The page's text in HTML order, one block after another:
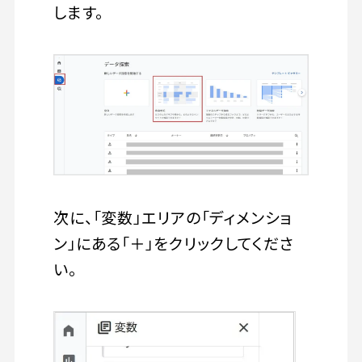
します。
次に、「変数」エリアの「ディメンショ
ン」にある「＋」をクリックしてくださ
い。